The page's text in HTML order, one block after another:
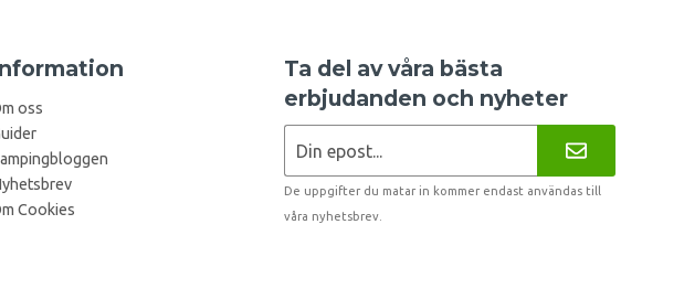
oss
Cookies
Ta del av våra bästa
erbjudanden och nyheter
De uppgifter du matar in kommer endast användas till
våra nyhetsbrev.